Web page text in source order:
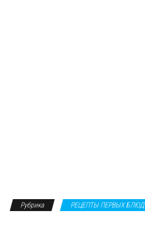
Рубрика РЕЦЕПТЫ ПЕРВЫХ БЛЮД